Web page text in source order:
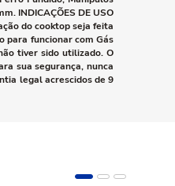
INDICAÇÕES DE USO
do cooktop seja feita
para funcionar com Gás
tiver sido utilizado. O
sua segurança, nunca
legal acrescidos de 9